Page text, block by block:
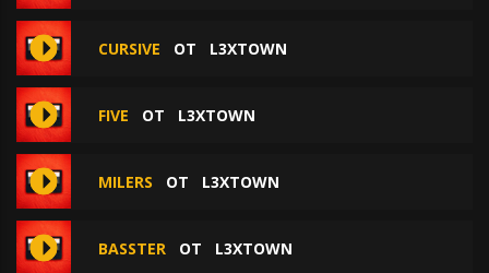
CURSIVE ОТ L3XTOWN
FIVE ОТ L3XTOWN
MILERS ОТ L3XTOWN
BASSTER ОТ L3XTOWN